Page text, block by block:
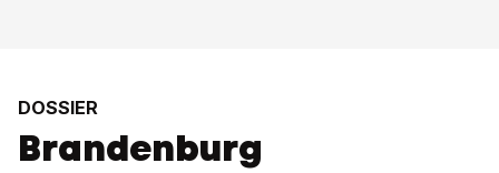
DOSSIER
Brandenburg